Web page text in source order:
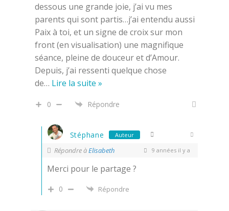
dessous une grande joie, j’ai vu mes
parents qui sont partis…j’ai entendu aussi
Paix à toi, et un signe de croix sur mon
front (en visualisation) une magnifique
séance, pleine de douceur et d’Amour.
Depuis, j’ai ressenti quelque chose
de… Lire la suite »
0 Répondre
Stéphane Auteur
Répondre àElisabeth 9 années il y a
Merci pour le partage ?
0 Répondre